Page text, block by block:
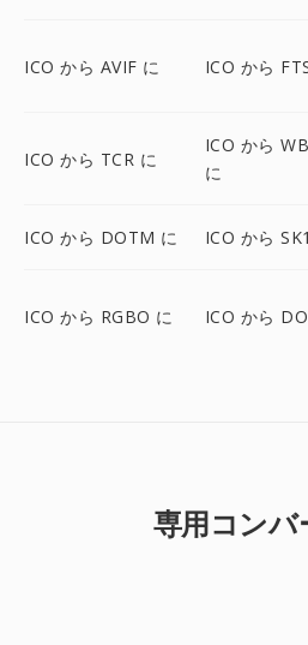
ICO から AVIF に ICO から
ICO から TCR に
ICO から
に
ICO から DOTM に ICO から
ICO から RGBO に ICO から
専用コンバ